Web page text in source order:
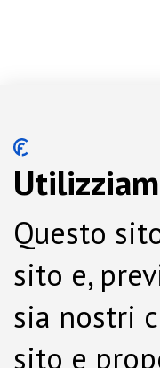
Questo
sito e,
sia nostri
sito e